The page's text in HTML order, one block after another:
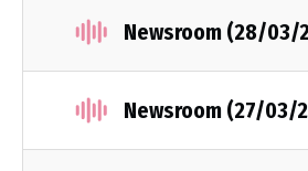
Newsroom (28/03/
Newsroom (27/03/